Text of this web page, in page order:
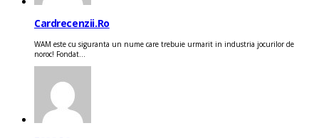
Cardrecenzii.ro
WAM este cu siguranta un nume care trebuie urmarit in industria jocurilor de
noroc! Fondat...